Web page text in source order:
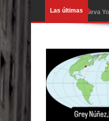
Las últimasNueva
Juan
En
Entre 20
Belkis
Abel